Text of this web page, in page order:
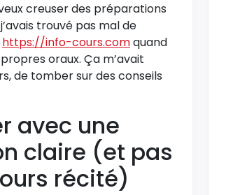
veux creuser des préparations
trouvé pas mal de
https://info-cours.comquand
oraux. Ça m’avait
de tomber sur des conseils
avec une
claire (et pas
récité)